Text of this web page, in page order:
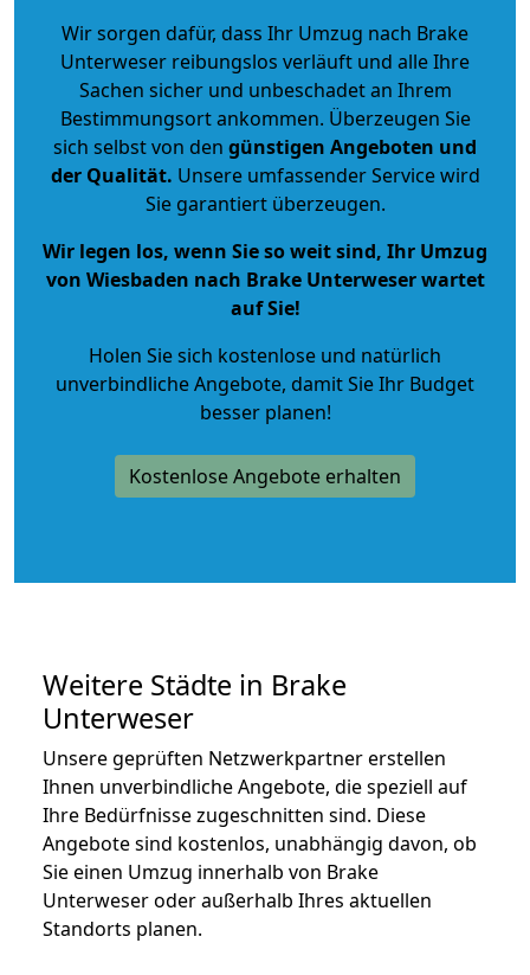
Wir sorgen dafür, dass Ihr Umzug nach Brake
Unterweser reibungslos verläuft und alle Ihre
Sachen sicher und unbeschadet an Ihrem
Bestimmungsort ankommen. Überzeugen Sie
sich selbst von den günstigen Angeboten und
der Qualität. Unsere umfassender Service wird
Sie garantiert überzeugen.
Wir legen los, wenn Sie so weit sind, Ihr Umzug
von Wiesbaden nach Brake Unterweser wartet
auf Sie!
Holen Sie sich kostenlose und natürlich
unverbindliche Angebote, damit Sie Ihr Budget
besser planen!
Kostenlose Angebote erhalten
Weitere Städte in Brake
Unterweser
Unsere geprüften Netzwerkpartner erstellen
Ihnen unverbindliche Angebote, die speziell auf
Ihre Bedürfnisse zugeschnitten sind. Diese
Angebote sind kostenlos, unabhängig davon, ob
Sie einen Umzug innerhalb von Brake
Unterweser oder außerhalb Ihres aktuellen
Standorts planen.